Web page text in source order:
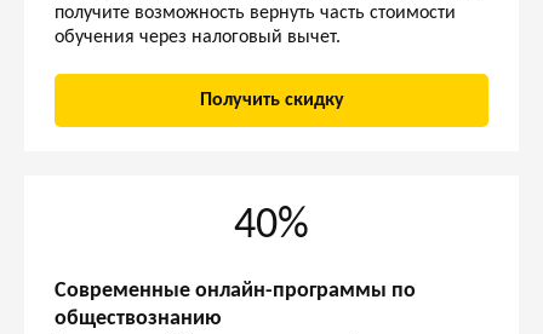
получите возможность вернуть часть стоимости
обучения через налоговый вычет.
Получить скидку
40%
Современные онлайн-программы по
обществознанию